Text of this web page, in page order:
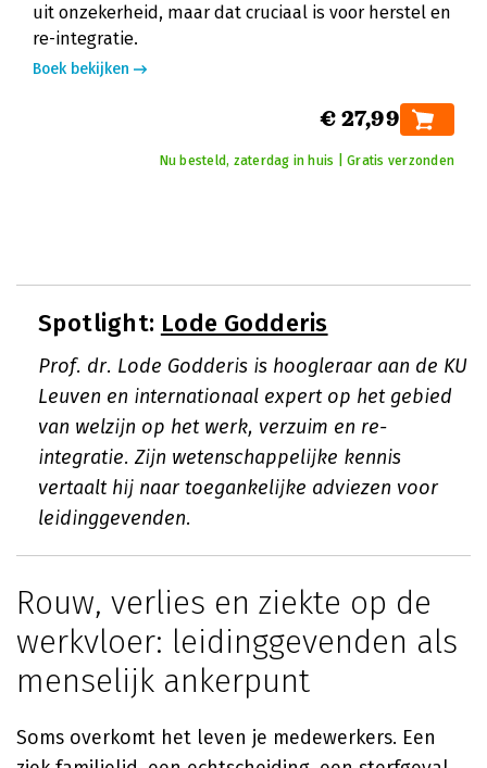
uit onzekerheid, maar dat cruciaal is voor herstel en
re-integratie.
Boek bekijken
€ 27,99
Nu besteld, zaterdag in huis | Gratis verzonden
Spotlight: Lode Godderis
Prof. dr. Lode Godderis is hoogleraar aan de KU
Leuven en internationaal expert op het gebied
van welzijn op het werk, verzuim en re-
integratie. Zijn wetenschappelijke kennis
vertaalt hij naar toegankelijke adviezen voor
leidinggevenden.
Rouw, verlies en ziekte op de
werkvloer: leidinggevenden als
menselijk ankerpunt
Soms overkomt het leven je medewerkers. Een